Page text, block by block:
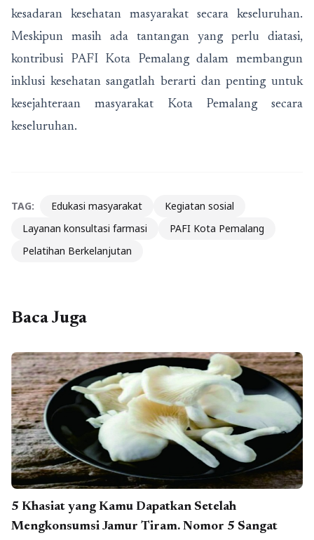
kesadaran kesehatan masyarakat secara keseluruhan.
Meskipun masih ada tantangan yang perlu diatasi,
kontribusi PAFI Kota Pemalang dalam membangun
inklusi kesehatan sangatlah berarti dan penting untuk
kesejahteraan masyarakat Kota Pemalang secara
keseluruhan.
TAG: Edukasi masyarakat
Kegiatan sosial
Layanan konsultasi farmasi
PAFI Kota Pemalang
Pelatihan Berkelanjutan
Baca Juga
5 Khasiat yang Kamu Dapatkan Setelah
Mengkonsumsi Jamur Tiram. Nomor 5 Sangat